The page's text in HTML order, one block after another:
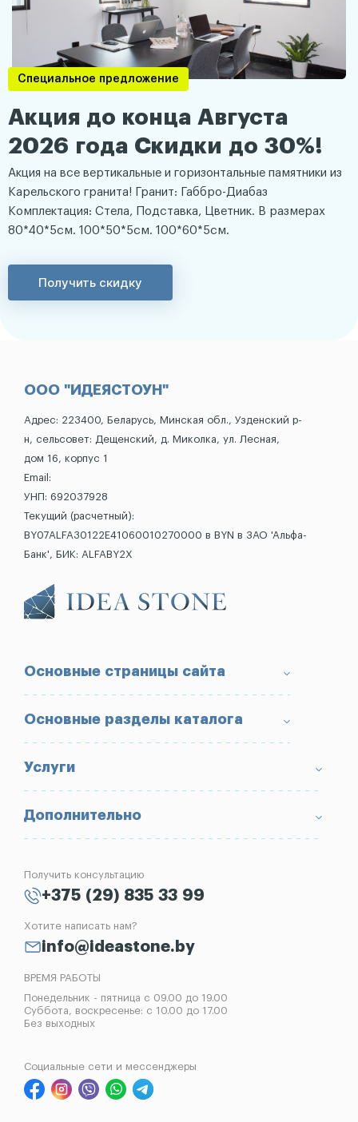
Специальное предложение
Акция до конца Августа
2026 года Скидки до 30%!
Акция на все вертикальные и горизонтальные памятники из
Карельского гранита! Гранит: Габбро-Диабаз
Комплектация: Стела, Подставка, Цветник. В размерах
80*40*5см. 100*50*5см. 100*60*5см.
Получить скидку
ООО "ИДЕЯСТОУН"
Адрес: 223400, Беларусь, Минская обл., Узденский р-
н, сельсовет: Дещенский, д. Миколка, ул. Лесная,
дом 16, корпус 1
Email:
УНП: 692037928
Текущий (расчетный):
BY07ALFA30122E41060010270000 в BYN в ЗАО 'Альфа-
Банк', БИК: ALFABY2X
Основные страницы сайта
О компании
Доставка и оплата
Условия возврата товара
Портфолио
Вопрос-Ответ
Блог
Контакты
Основные разделы каталога
Памятники
Ограды
Надгробные плиты
Вазы
Услуги
Благоустройство могил
Изготовление памятников
Рассрочка на памятник
Реставрация памятников
Демонтаж памятников
Дополнительно
Получить консультацию
+375 (29) 835 33 99
Хотите написать нам?
info@ideastone.by
ВРЕМЯ РАБОТЫ
Понедельник - пятница с 09.00 до 19.00
Суббота, воскресенье: с 10.00 до 17.00
Без выходных
Социальные сети и мессенджеры